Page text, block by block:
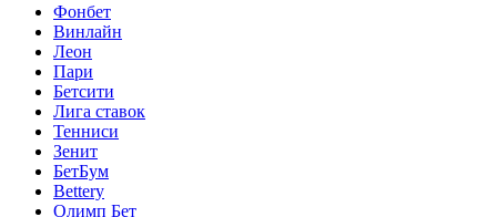
Фонбет
Винлайн
Леон
Пари
Бетсити
Лига ставок
Тенниси
Зенит
БетБум
Bettery
Олимп Бет